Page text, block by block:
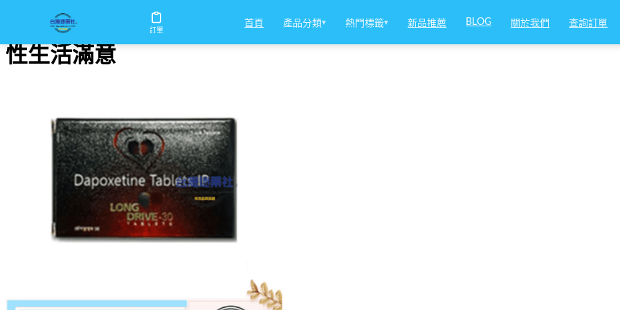
訂單
首頁 產品分類▾ 熱門標籤▾ 新品推薦 BLOG 關於我們 查詢訂單
性生活滿意
性生活滿意